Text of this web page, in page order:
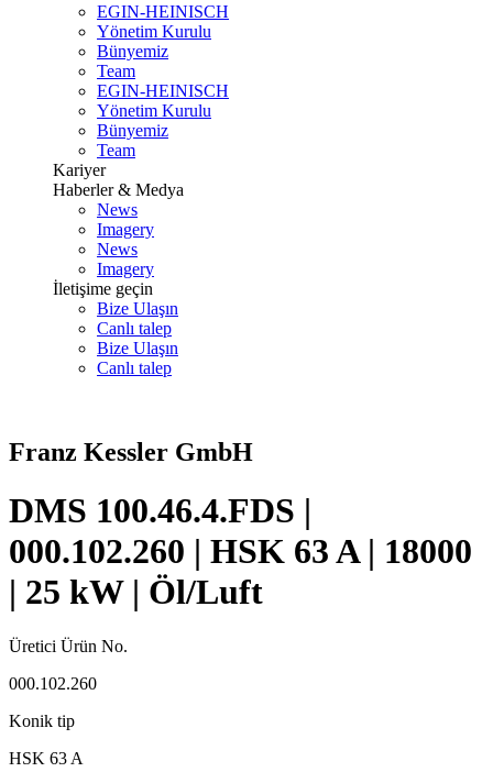
EGIN-HEINISCH
Yönetim Kurulu
Bünyemiz
Team
EGIN-HEINISCH
Yönetim Kurulu
Bünyemiz
Team
Kariyer
Haberler & Medya
News
Imagery
News
Imagery
İletişime geçin
Bize Ulaşın
Canlı talep
Bize Ulaşın
Canlı talep
Franz Kessler GmbH
DMS 100.46.4.FDS |
000.102.260 | HSK 63 A | 18000
| 25 kW | Öl/Luft
Üretici Ürün No.
000.102.260
Konik tip
HSK 63 A